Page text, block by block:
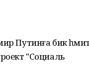
Путинға бик
"Социаль